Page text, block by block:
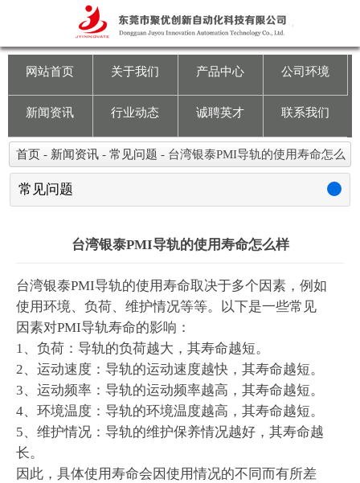
网站首页
公司环境
联系我们
网站首页 关于我们 产品中心 公司环境
新闻资讯 行业动态 诚聘英才 联系我们
首页 - 新闻资讯 - 常见问题 - 台湾银泰PMI导轨的使用寿命怎么
常见问题
台湾银泰PMI导轨的使用寿命怎么样
台湾银泰PMI导轨的使用寿命取决于多个因素，例如
使用环境、负荷、维护情况等等。以下是一些常见
因素对PMI导轨寿命的影响：
1、负荷：导轨的负荷越大，其寿命越短。
2、运动速度：导轨的运动速度越快，其寿命越短。
3、运动频率：导轨的运动频率越高，其寿命越短。
4、环境温度：导轨的环境温度越高，其寿命越短。
5、维护情况：导轨的维护保养情况越好，其寿命越
长。
因此，具体使用寿命会因使用情况的不同而有所差